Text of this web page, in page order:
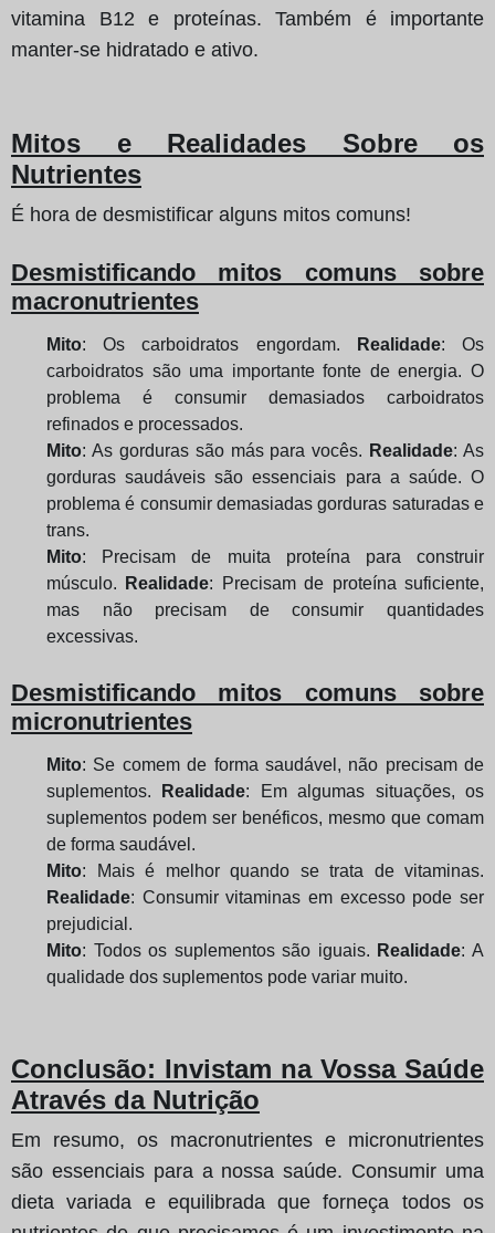
vitamina B12 e proteínas. Também é importante
manter-se hidratado e ativo.
Mitos e Realidades Sobre os
Nutrientes
É hora de desmistificar alguns mitos comuns!
Desmistificando mitos comuns sobre
macronutrientes
Mito: Os carboidratos engordam. Realidade: Os
carboidratos são uma importante fonte de energia. O
problema é consumir demasiados carboidratos
refinados e processados.
Mito: As gorduras são más para vocês. Realidade: As
gorduras saudáveis são essenciais para a saúde. O
problema é consumir demasiadas gorduras saturadas e
trans.
Mito: Precisam de muita proteína para construir
músculo.
Realidade: Precisam de proteína suficiente,
mas não precisam de consumir quantidades
excessivas.
Desmistificando mitos comuns sobre
micronutrientes
Mito: Se comem de forma saudável, não precisam de
suplementos.
Realidade: Em algumas situações, os
suplementos podem ser benéficos, mesmo que comam
de forma saudável.
Mito: Mais é melhor quando se trata de vitaminas.
Realidade: Consumir vitaminas em excesso pode ser
prejudicial.
Mito: Todos os suplementos são iguais. Realidade: A
qualidade dos suplementos pode variar muito.
Conclusão: Invistam na Vossa Saúde
Através da Nutrição
Em resumo, os macronutrientes e micronutrientes
são essenciais para a nossa saúde. Consumir uma
dieta variada e equilibrada que forneça todos os